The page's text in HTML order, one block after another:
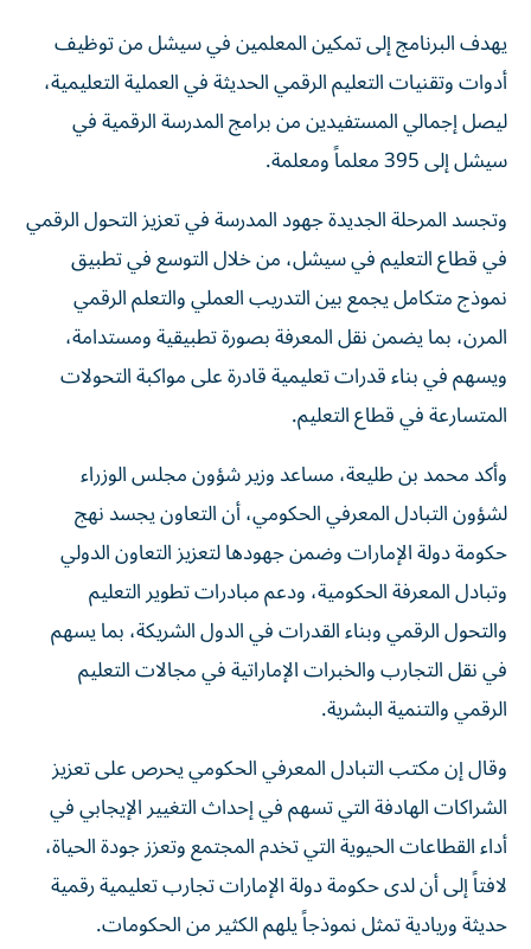
يهدف البرنامج إلى تمكين المعلمين في سيشل من توظيف
أدوات وتقنيات التعليم الرقمي الحديثة في العملية التعليمية،
ليصل إجمالي المستفيدين من برامج المدرسة الرقمية في
سيشل إلى 395 معلماً ومعلمة.
وتجسد المرحلة الجديدة جهود المدرسة في تعزيز التحول الرقمي
في قطاع التعليم في سيشل، من خلال التوسع في تطبيق
نموذج متكامل يجمع بين التدريب العملي والتعلم الرقمي
المرن، بما يضمن نقل المعرفة بصورة تطبيقية ومستدامة،
ويسهم في بناء قدرات تعليمية قادرة على مواكبة التحولات
المتسارعة في قطاع التعليم.
وأكد محمد بن طليعة، مساعد وزير شؤون مجلس الوزراء
لشؤون التبادل المعرفي الحكومي، أن التعاون يجسد نهج
حكومة دولة الإمارات وضمن جهودها لتعزيز التعاون الدولي
وتبادل المعرفة الحكومية، ودعم مبادرات تطوير التعليم
والتحول الرقمي وبناء القدرات في الدول الشريكة، بما يسهم
في نقل التجارب والخبرات الإماراتية في مجالات التعليم
الرقمي والتنمية البشرية.
وقال إن مكتب التبادل المعرفي الحكومي يحرص على تعزيز
الشراكات الهادفة التي تسهم في إحداث التغيير الإيجابي في
أداء القطاعات الحيوية التي تخدم المجتمع وتعزز جودة الحياة،
لافتاً إلى أن لدى حكومة دولة الإمارات تجارب تعليمية رقمية
حديثة وريادية تمثل نموذجاً يلهم الكثير من الحكومات.